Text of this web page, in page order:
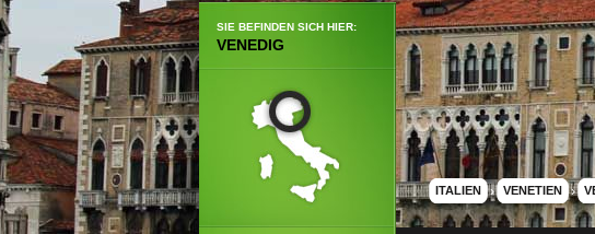
SIE BEFINDEN SICH HIER:
VENEDIG
ITALIEN › VENETIEN ›